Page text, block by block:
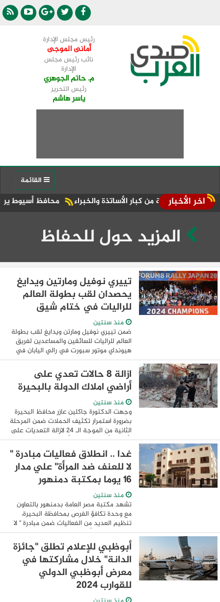
رئيس مجلس الإدارة
أمانى الموجى
نائب رئيس مجلس
الإدارة
م. حاتم الجوهري
رئيس التحرير
ياسر هاشم
اخر الأخبار محافظ أسيوط يرافقه النائب علي معوض يتابع ميدانيًا من كبار الأساتذة والخبراء
المزيد حول للحفاظ
تييري نوفيل ومارتين ويدايغ
يحصدان لقب بطولة العالم
للراليات في ختام شيق
منذ سنتين
ضمن تييري نوفيل ومارتن ويدايغ لقب بطولة
العالم للراليات للسائقين والمساعدين لفريق
هيونداي موتور سبورت في رالي اليابان في
ختام مناسب لموسم 2024 الشيق. تصدر
طاقم فريق هيونداي شل موبيس للراليات ...
ازالة 8 حالات تعدي على
أراضي املاك الدولة بالبحيرة
منذ سنتين
وجهت الدكتورة جاكلين عازر محافظ البحيرة
بضرورة استمرار تكثيف الحملات ضمن المرحلة
الثانية من الموجة الـ 24 لازالة التعديات على
الأراضي أملاك الدولة والأراضي الزراعية،
والمرور على الأراضي المستردة ...
غدا .. انطلاق فعاليات مبادرة "
لا للعنف ضد المرأة" علي مدار
١٦ يوما بمكتبة دمنهور
منذ سنتين
تشهد مكتبة مصر العامة بدمنهور بالتعاون
مع وحدة تكافؤ الفرص بمحافظة البحيرة،
تنظيم العديد من الفعاليات ضمن مبادرة " لا
للعنف ضد المرأة" لتعزيز الوعى حول قضايا
العنف ضد المرأة وذلك تحت رعاية ...
أبوظبي للإعلام تطلق "جائزة
الدانة" خلال مشاركتها في
معرض أبوظبي الدولي
للقوارب 2024